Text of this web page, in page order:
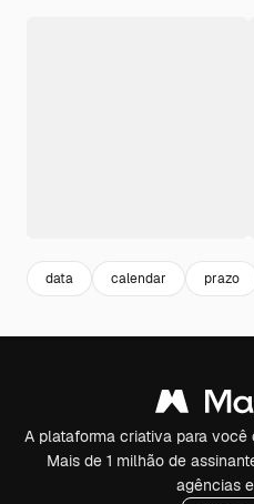
data calendar prazo
A plataforma criativa para
Mais de 1 milhão de
agências